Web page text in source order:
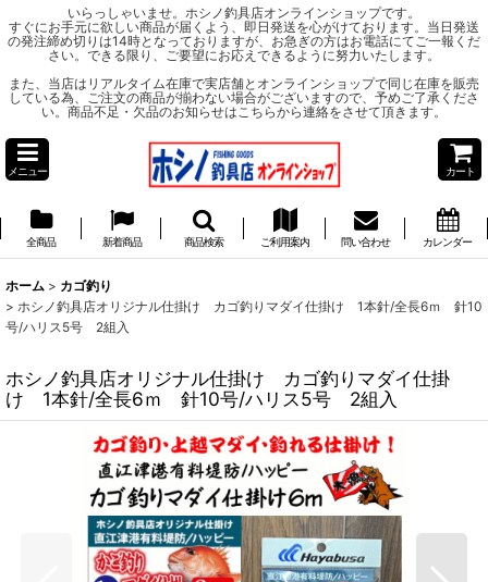
いらっしゃいませ。ホシノ釣具店オンラインショップです。
すぐにお手元に欲しい商品が届くよう、即日発送を心がけております。当日発送
の発注締め切りは14時となっておりますが、お急ぎの方はお電話にてご一報くだ
さい。できる限り、ご要望にお応えできるように努力いたします。
また、当店はリアルタイム在庫で実店舗とオンラインショップで同じ在庫を販売
している為、ご注文の商品が揃わない場合がございますので、予めご了承くださ
い。商品不足・欠品のお知らせはこちらから連絡をさせて頂きます。
メニュー カート
全商品 新着商品 商品検索 ご利用案内 問い合わせ カレンダー
ホーム > カゴ釣り
> ホシノ釣具店オリジナル仕掛け カゴ釣りマダイ仕掛け 1本針/全長6ｍ 針10
号/ハリス5号 2組入
ホシノ釣具店オリジナル仕掛け カゴ釣りマダイ仕掛
け 1本針/全長6ｍ 針10号/ハリス5号 2組入